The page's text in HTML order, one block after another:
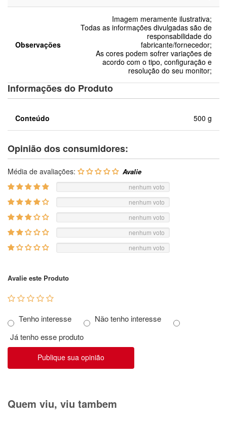
Observações
Imagem meramente ilustrativa;
Todas as informações divulgadas são de
responsabilidade do
fabricante/fornecedor;
As cores podem sofrer variações de
acordo com o tipo, configuração e
resolução do seu monitor;
Informações do Produto
Conteúdo 500 g
Opinião dos consumidores:
Média de avaliações:
nenhum voto
nenhum voto
nenhum voto
nenhum voto
nenhum voto
Avalie este Produto
Tenho interesse
Não tenho interesse
Já tenho esse produto
Publique sua opinião
Quem viu, viu tambem